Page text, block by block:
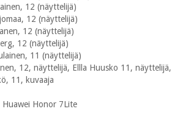
12 (näyttelijä)
12 (näyttelijä)
12 (näyttelijä)
12 (näyttelijä)
11 (näyttelijä)
12, näyttelijä, Ellla Huusko 11, näyttelijä,
11, kuvaaja
Huawei Honor 7Lite